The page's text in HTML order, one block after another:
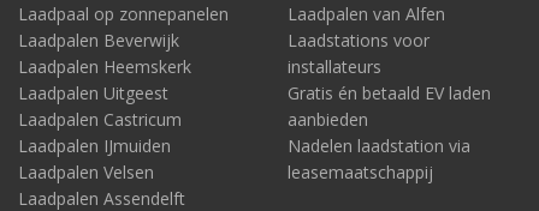
Laadpaal op zonnepanelen
Laadpalen Beverwijk
Laadpalen Heemskerk
Laadpalen Uitgeest
Laadpalen Castricum
Laadpalen IJmuiden
Laadpalen Velsen
Laadpalen Assendelft
Laadpalen van Alfen
Laadstations voor
installateurs
Gratis én betaald EV laden
aanbieden
Nadelen laadstation via
leasemaatschappij